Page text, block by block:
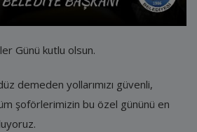
Günü kutlu olsun.
demeden yollarımızı güvenli,
şoförlerimizin bu özel gününü en